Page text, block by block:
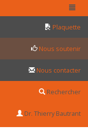
Plaquette
Nous soutenir
Nous contacter
Rechercher
Dr. Thierry Bautrant